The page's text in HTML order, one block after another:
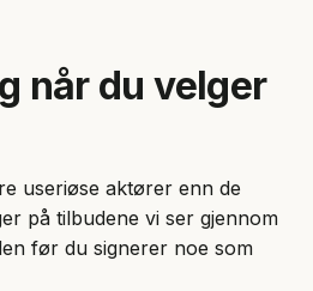
når du velger
useriøse aktører enn de
på tilbudene vi ser gjennom
før du signerer noe som